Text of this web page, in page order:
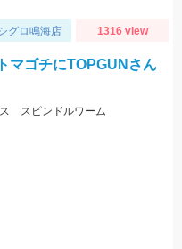
グロ鳴海店 1316 view
マゴチにTOPGUNさん
ス スピンドルワーム